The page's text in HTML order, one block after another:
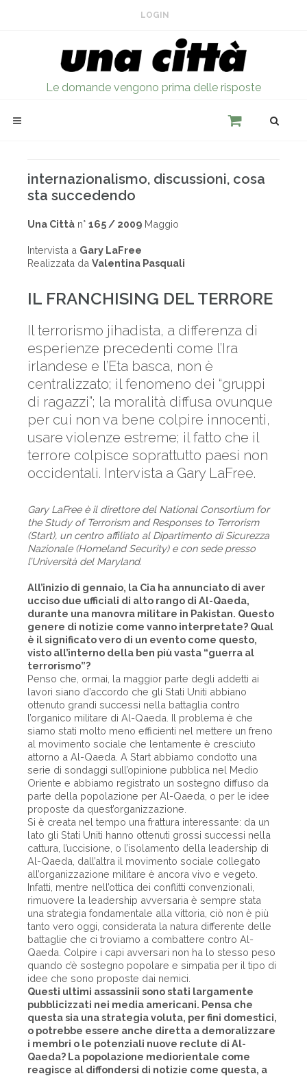
LOGIN
Le domande vengono prima delle risposte
internazionalismo, discussioni, cosa
sta succedendo
Una Città n° 165 / 2009 Maggio
Intervista a Gary LaFree
Realizzata da Valentina Pasquali
IL FRANCHISING DEL TERRORE
Il terrorismo jihadista, a differenza di
esperienze precedenti come l’Ira
irlandese e l’Eta basca, non è
centralizzato; il fenomeno dei “gruppi
di ragazzi”; la moralità diffusa ovunque
per cui non va bene colpire innocenti,
usare violenze estreme; il fatto che il
terrore colpisce soprattutto paesi non
occidentali. Intervista a Gary LaFree.
Gary LaFree è il direttore del National Consortium for
the Study of Terrorism and Responses to Terrorism
(Start), un centro affiliato al Dipartimento di Sicurezza
Nazionale (Homeland Security) e con sede presso
l’Università del Maryland.
All’inizio di gennaio, la Cia ha annunciato di aver
ucciso due ufficiali di alto rango di Al-Qaeda,
durante una manovra militare in Pakistan. Questo
genere di notizie come vanno interpretate? Qual
è il significato vero di un evento come questo,
visto all’interno della ben più vasta “guerra al
terrorismo”?
Penso che, ormai, la maggior parte degli addetti ai
lavori siano d’accordo che gli Stati Uniti abbiano
ottenuto grandi successi nella battaglia contro
l’organico militare di Al-Qaeda. Il problema è che
siamo stati molto meno efficienti nel mettere un freno
al movimento sociale che lentamente è cresciuto
attorno a Al-Qaeda. A Start abbiamo condotto una
serie di sondaggi sull’opinione pubblica nel Medio
Oriente e abbiamo registrato un sostegno diffuso da
parte della popolazione per Al-Qaeda, o per le idee
proposte da quest’organizzazione.
Si è creata nel tempo una frattura interessante: da un
lato gli Stati Uniti hanno ottenuti grossi successi nella
cattura, l’uccisione, o l’isolamento della leadership di
Al-Qaeda, dall’altra il movimento sociale collegato
all’organizzazione militare è ancora vivo e vegeto.
Infatti, mentre nell’ottica dei conflitti convenzionali,
rimuovere la leadership avversaria è sempre stata
una strategia fondamentale alla vittoria, ciò non è più
tanto vero oggi, considerata la natura differente delle
battaglie che ci troviamo a combattere contro Al-
Qaeda. Colpire i capi avversari non ha lo stesso peso
quando c’è sostegno popolare e simpatia per il tipo di
idee che sono proposte dai nemici.
Questi ultimi assassinii sono stati largamente
pubblicizzati nei media americani. Pensa che
questa sia una strategia voluta, per fini domestici,
o potrebbe essere anche diretta a demoralizzare
i membri o le potenziali nuove reclute di Al-
Qaeda? La popolazione mediorientale come
reagisce al diffondersi di notizie come questa, a